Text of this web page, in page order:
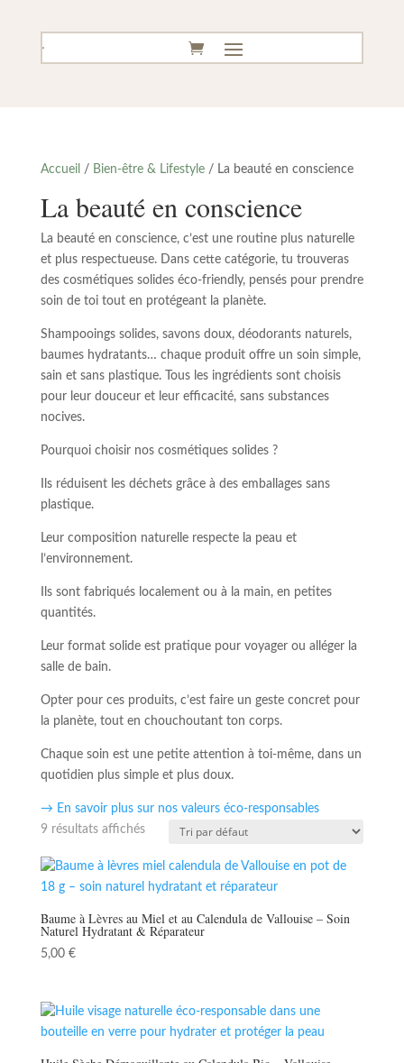
Accueil / Bien-être & Lifestyle/ La beauté en conscience
La beauté en conscience
La beauté en conscience, c’est une routine plus naturelle
et plus respectueuse. Dans cette catégorie, tu trouveras
des cosmétiques solides éco-friendly, pensés pour prendre
soin de toi tout en protégeant la planète.
Shampooings solides, savons doux, déodorants naturels,
baumes hydratants… chaque produit offre un soin simple,
sain et sans plastique. Tous les ingrédients sont choisis
pour leur douceur et leur efficacité, sans substances
nocives.
Pourquoi choisir nos cosmétiques solides ?
Ils réduisent les déchets grâce à des emballages sans
plastique.
Leur composition naturelle respecte la peau et
l’environnement.
Ils sont fabriqués localement ou à la main, en petites
quantités.
Leur format solide est pratique pour voyager ou alléger la
salle de bain.
Opter pour ces produits, c’est faire un geste concret pour
la planète, tout en chouchoutant ton corps.
Chaque soin est une petite attention à toi-même, dans un
quotidien plus simple et plus doux.
→ En savoir plus sur nos valeurs éco-responsables
9 résultats affichés
Baume à Lèvres au Miel et au Calendula de Vallouise – Soin
Naturel Hydratant & Réparateur
5,00 €